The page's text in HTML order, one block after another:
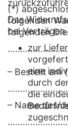
Das
bei Verträgen
zur
eine
durch
die
(*)
folgenden
folgenden
……………………
– Bestellt am
……………………
– Name des/
……………………